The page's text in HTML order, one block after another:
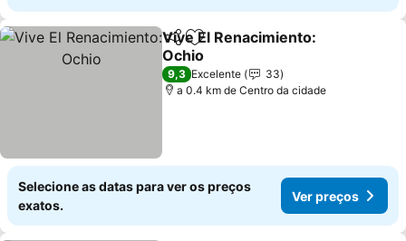
PartilharAdicionar aos favoritos
Vive El Renacimiento:
Ochio
9,3 Excelente
33
a 0.4 km de Centro da cidade
Selecione as datas para ver os preços
exatos.
Ver preços